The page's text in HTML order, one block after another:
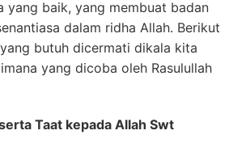
yang baik, yang membuat badan
dalam ridha Allah. Berikut
butuh dicermati dikala kita
yang dicoba oleh Rasulullah
Taat kepada Allah Swt